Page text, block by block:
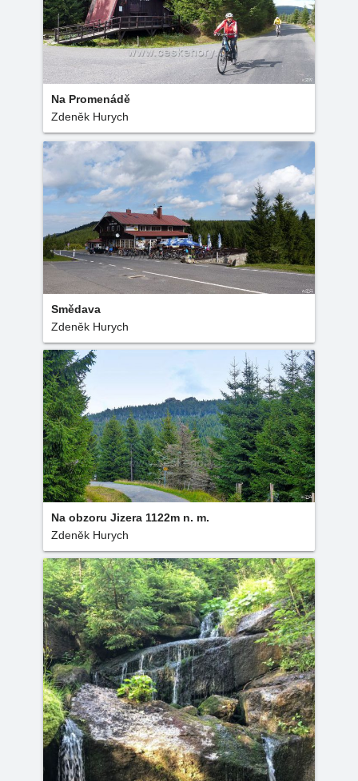
Na Promenádě
Zdeněk Hurych
Smědava
Zdeněk Hurych
Na obzoru Jizera 1122m n. m.
Zdeněk Hurych